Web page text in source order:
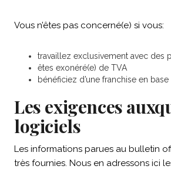
Vous n’êtes pas concerné(e) si vous:
travaillez exclusivement avec des
êtes exonéré(e) de TVA
bénéficiez d’une franchise en
Les exigences
logiciels
Les informations parues au bulletin
très fournies. Nous en adressons ici